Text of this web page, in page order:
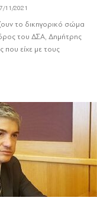
11/2021
το δικηγορικό σώμα
του ΔΣΑ, Δημήτρης
είχε με τους